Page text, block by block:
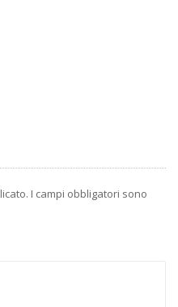
I campi obbligatori sono